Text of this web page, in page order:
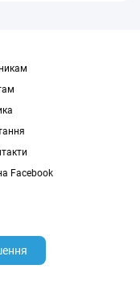
Facebook